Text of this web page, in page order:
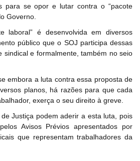
para se opor e lutar contra o “pacote
Governo.
laboral” é desenvolvida em diversos
público que o SOJ participa dessas
sindical e formalmente, também no seio
embora a luta contra essa proposta de
planos, há razões para que cada
exerça o seu direito à greve.
Justiça podem aderir a esta luta, pois
Avisos Prévios apresentados por
que representam trabalhadores da